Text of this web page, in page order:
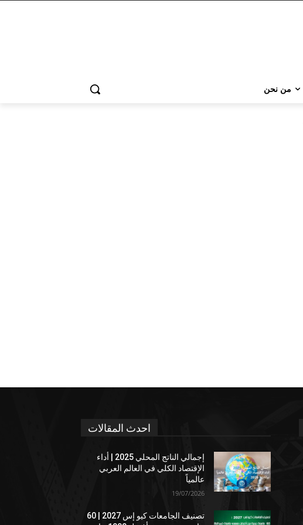
من نحن
احدث المقالات
إجمالي الناتج المحلي 2025 | أداء
الإقتصاد الكلي في العالم العربي
عالمياً
19/07/2026
تصنيف الجامعات كيو إس 2027 | 60